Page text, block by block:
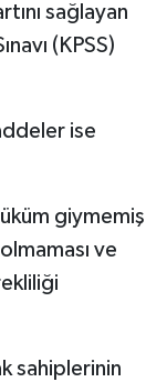
sağlayan
(KPSS)
ise
giymemiş
ve
sahiplerinin